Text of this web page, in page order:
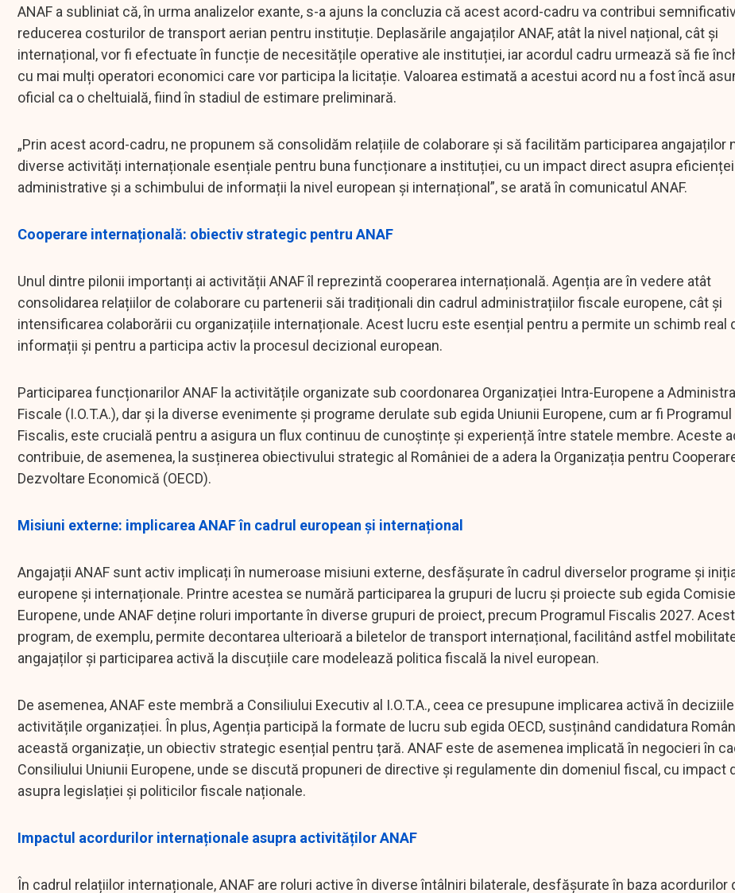
ANAF a subliniat că, în urma analizelor exante, s-a ajuns la concluzia că acest acord-cadru va contribui
reducerea costurilor de transport aerian pentru instituție. Deplasările angajaților ANAF, atât la nivel național, cât și
internațional, vor fi efectuate în funcție de necesitățile operative ale instituției, iar acordul cadru urmează să fie
cu mai mulți operatori economici care vor participa la licitație. Valoarea estimată a acestui acord nu a fost încă
oficial ca o cheltuială, fiind în stadiul de estimare preliminară.
„Prin acest acord-cadru, ne propunem să consolidăm relațiile de colaborare și să facilităm participarea angajaților
diverse activități internaționale esențiale pentru buna funcționare a instituției, cu un impact direct asupra eficienței
administrative și a schimbului de informații la nivel european și internațional”, se arată în comunicatul ANAF.
Cooperare internațională: obiectiv strategic pentru ANAF
Unul dintre pilonii importanți ai activității ANAF îl reprezintă cooperarea internațională. Agenția are în vedere atât
consolidarea relațiilor de colaborare cu partenerii săi tradiționali din cadrul administrațiilor fiscale europene, cât și
intensificarea colaborării cu organizațiile internaționale. Acest lucru este esențial pentru a permite un schimb real
informații și pentru a participa activ la procesul decizional european.
Participarea funcționarilor ANAF la activitățile organizate sub coordonarea Organizației Intra-Europene a
Fiscale (I.O.T.A.), dar și la diverse evenimente și programe derulate sub egida Uniunii Europene, cum ar fi Programul
Fiscalis, este crucială pentru a asigura un flux continuu de cunoștințe și experiență între statele membre. Aceste
contribuie, de asemenea, la susținerea obiectivului strategic al României de a adera la Organizația pentru
Dezvoltare Economică (OECD).
Misiuni externe: implicarea ANAF în cadrul european și internațional
Angajații ANAF sunt activ implicați în numeroase misiuni externe, desfășurate în cadrul diverselor programe și
europene și internaționale. Printre acestea se numără participarea la grupuri de lucru și proiecte sub egida
Europene, unde ANAF deține roluri importante în diverse grupuri de proiect, precum Programul Fiscalis 2027. Acest
program, de exemplu, permite decontarea ulterioară a biletelor de transport internațional, facilitând astfel
angajaților și participarea activă la discuțiile care modelează politica fiscală la nivel european.
De asemenea, ANAF este membră a Consiliului Executiv al I.O.T.A., ceea ce presupune implicarea activă în
activitățile organizației. În plus, Agenția participă la formate de lucru sub egida OECD, susținând candidatura
această organizație, un obiectiv strategic esențial pentru țară. ANAF este de asemenea implicată în negocieri în
Consiliului Uniunii Europene, unde se discută propuneri de directive și regulamente din domeniul fiscal, cu impact
asupra legislației și politicilor fiscale naționale.
Impactul acordurilor internaționale asupra activităților ANAF
În cadrul relațiilor internaționale, ANAF are roluri active în diverse întâlniri bilaterale, desfășurate în baza acordurilor